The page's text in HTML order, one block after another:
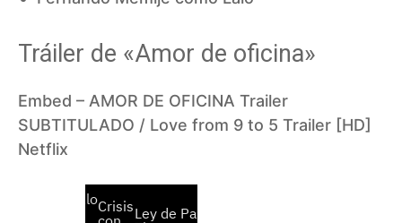
Tráiler de «Amor de oficina»
Embed – AMOR DE OFICINA Trailer
SUBTITULADO / Love from 9 to 5 Trailer [HD]
Netflix